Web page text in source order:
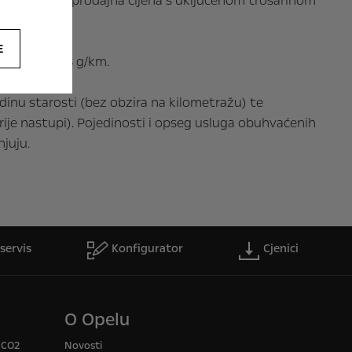
i 110 – 138 g/km.
starosti (bez obzira na kilometražu) te
nastupi). Pojedinosti i opseg usluga obuhvaćenih
Konfigurator Cjenici
O Opelu
Novosti